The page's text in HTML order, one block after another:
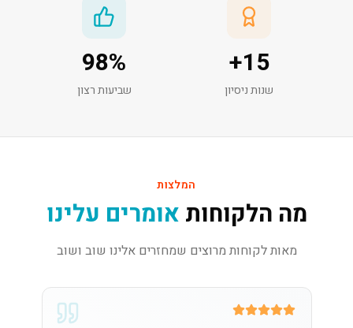
15
+
שנות ניסיון
98%
שביעות רצון
המלצות
מה הלקוחות אומרים עלינו
מאות לקוחות מרוצים שמחזרים אלינו שוב ושוב